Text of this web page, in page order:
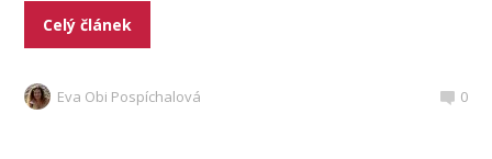
Celý článek
Eva Obi Pospíchalová 0